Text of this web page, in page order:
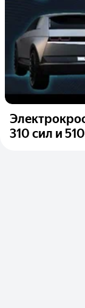
310 сил и